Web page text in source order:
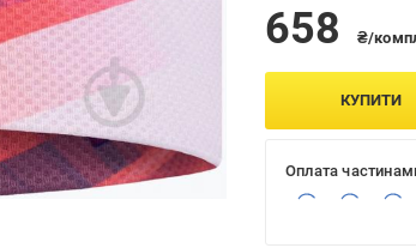
658 ₴/
КУПИТИ
Оплата